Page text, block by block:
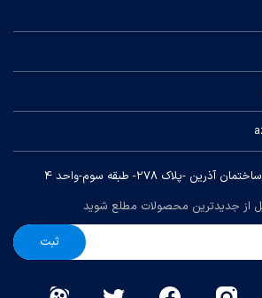
از جدیدترین محصولات مطلع شوید
ثبت